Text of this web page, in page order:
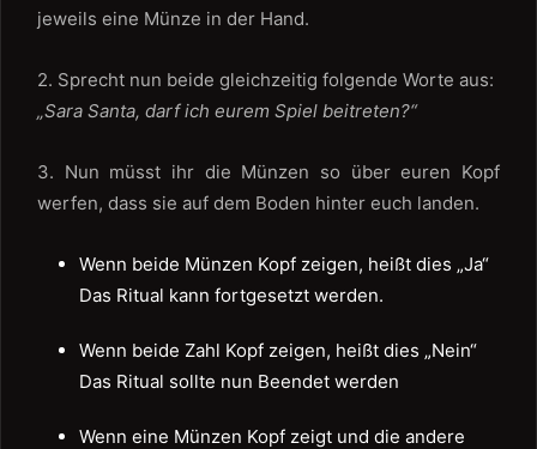
jeweils eine Münze in der Hand.
2. Sprecht nun beide gleichzeitig folgende Worte aus:
„Sara Santa, darf ich eurem Spiel beitreten?“
3. Nun müsst ihr die Münzen so über euren Kopf
werfen, dass sie auf dem Boden hinter euch landen.
Wenn beide Münzen Kopf zeigen, heißt dies „Ja“
Das Ritual kann fortgesetzt werden.
Wenn beide Zahl Kopf zeigen, heißt dies „Nein“
Das Ritual sollte nun Beendet werden
Wenn eine Münzen Kopf zeigt und die andere